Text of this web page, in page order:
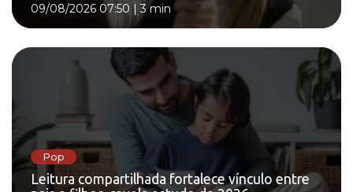
09/08/2026 07:50 |3 min
Pop
Leitura compartilhada fortalece vínculo entre